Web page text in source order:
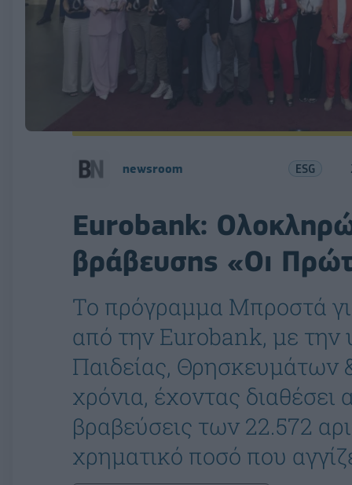
newsroom ESG
Eurobank:
βράβευσης «Οι
Το πρόγραμμα Μπροστά
από την Eurobank, με την
Παιδείας, Θρησκευμάτων
χρόνια, έχοντας διαθέσει
βραβεύσεις των 22.572
χρηματικό ποσό που